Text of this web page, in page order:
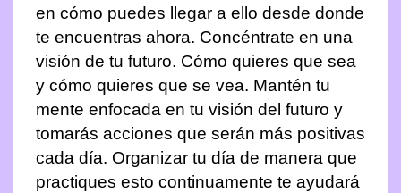
en cómo puedes llegar a ello desde donde
te encuentras ahora. Concéntrate en una
visión de tu futuro. Cómo quieres que sea
y cómo quieres que se vea. Mantén tu
mente enfocada en tu visión del futuro y
tomarás acciones que serán más positivas
cada día. Organizar tu día de manera que
practiques esto continuamente te ayudará